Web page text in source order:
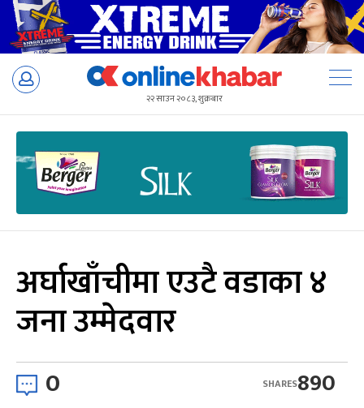
Skip
२२ साउन २०८३, शुक्रबार
अर्घाखाँचीमा एउटै वडाका ४
जना उम्मेदवार
0 890
SHARES